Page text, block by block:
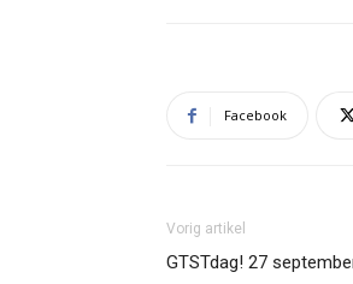
Facebook
Vorig artikel
GTSTdag! 27